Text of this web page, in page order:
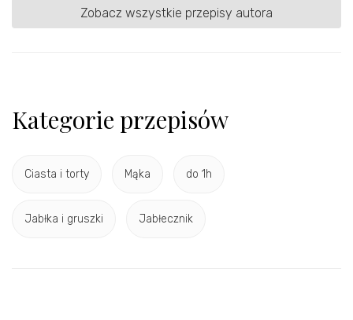
Zobacz wszystkie przepisy autora
Kategorie przepisów
Ciasta i torty Mąka do 1h
Jabłka i gruszki Jabłecznik